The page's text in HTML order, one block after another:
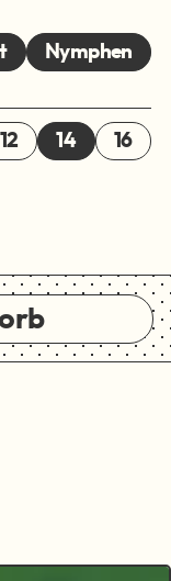
Nymphen
12 14 16